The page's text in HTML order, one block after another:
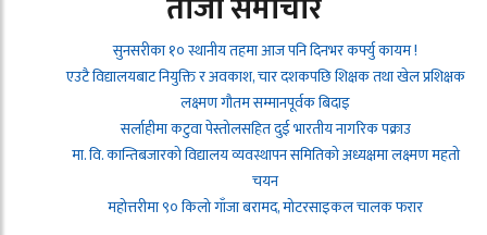
सुनसरीका १० स्थानीय तहमा आज पनि दिनभर कर्फ्यु कायम !
एउटै विद्यालयबाट नियुक्ति र अवकाश, चार दशकपछि शिक्षक तथा खेल प्रशिक्षक
लक्ष्मण गौतम सम्मानपूर्वक बिदाइ
सर्लाहीमा कटुवा पेस्तोलसहित दुई भारतीय नागरिक पक्राउ
मा. वि. कान्तिबजारको विद्यालय व्यवस्थापन समितिको अध्यक्षमा लक्ष्मण महतो
चयन
महोत्तरीमा ९० किलो गाँजा बरामद, मोटरसाइकल चालक फरार